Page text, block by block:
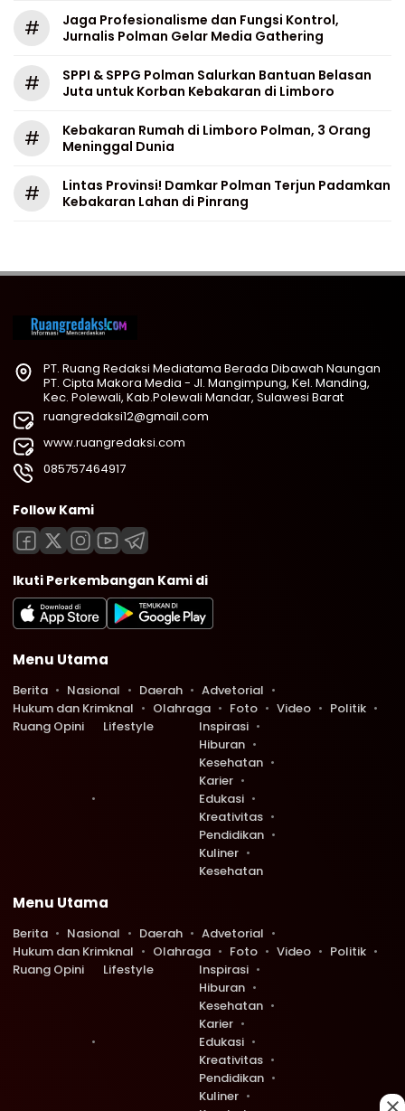
#
Jaga Profesionalisme dan Fungsi Kontrol,
Jurnalis Polman Gelar Media Gathering
#
SPPI & SPPG Polman Salurkan Bantuan Belasan
Juta untuk Korban Kebakaran di Limboro
#
Kebakaran Rumah di Limboro Polman, 3 Orang
Meninggal Dunia
#
Lintas Provinsi! Damkar Polman Terjun Padamkan
Kebakaran Lahan di Pinrang
PT. Ruang Redaksi Mediatama Berada Dibawah Naungan
PT. Cipta Makora Media - Jl. Mangimpung, Kel. Manding,
Kec. Polewali, Kab.Polewali Mandar, Sulawesi Barat
ruangredaksi12@gmail.com
www.ruangredaksi.com
085757464917
Follow Kami
Ikuti Perkembangan Kami di
Menu Utama
Berita Nasional Daerah
Advetorial
Hukum dan Krimknal
Olahraga Foto Video
Politik
Ruang Opini
Lifestyle
Inspirasi
Hiburan
Kesehatan
Karier
Edukasi
Kreativitas
Pendidikan
Kuliner
Kesehatan
Menu Utama
Berita Nasional Daerah
Advetorial
Hukum dan Krimknal
Olahraga Foto Video
Politik
Ruang Opini
Lifestyle
Inspirasi
Hiburan
Kesehatan
Karier
Edukasi
Kreativitas
Pendidikan
Kuliner